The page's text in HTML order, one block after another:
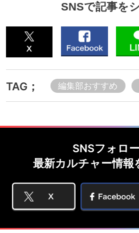
SNSで記事を
TAG； 編集部おすすめ
SNSフォロ
最新カルチャー情報